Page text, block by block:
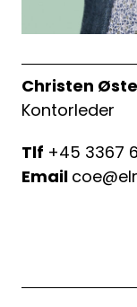
Christen
Kontorleder
Tlf +45 3367
Email